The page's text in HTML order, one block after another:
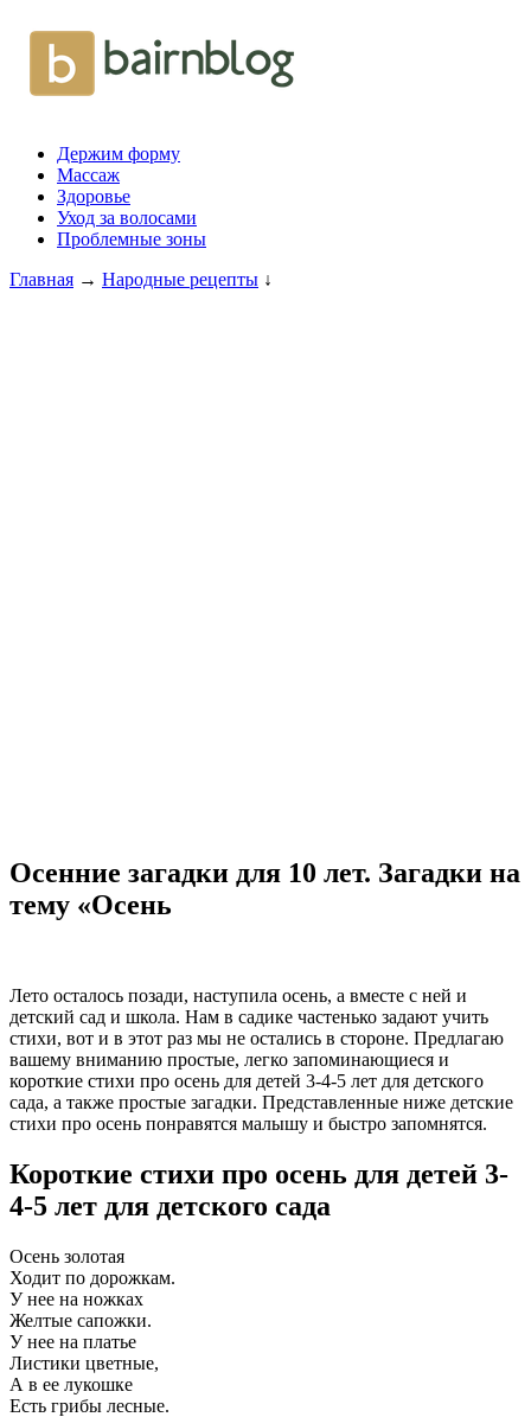
Держим форму
Массаж
Здоровье
Уход за волосами
Проблемные зоны
Главная → Народные рецепты ↓
Осенние загадки для 10 лет. Загадки на
тему «Осень
Лето осталось позади, наступила осень, а вместе с ней и
детский сад и школа. Нам в садике частенько задают учить
стихи, вот и в этот раз мы не остались в стороне. Предлагаю
вашему вниманию простые, легко запоминающиеся и
короткие стихи про осень для детей 3-4-5 лет для детского
сада, а также простые загадки. Представленные ниже детские
стихи про осень понравятся малышу и быстро запомнятся.
Короткие стихи про осень для детей 3-
4-5 лет для детского сада
Осень золотая
Ходит по дорожкам.
У нее на ножках
Желтые сапожки.
У нее на платье
Листики цветные,
А в ее лукошке
Есть грибы лесные.